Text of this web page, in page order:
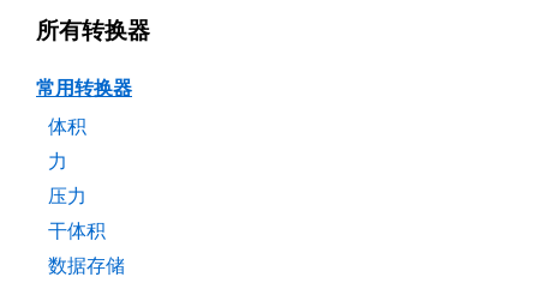
所有转换器
常用转换器
体积
力
压力
干体积
数据存储